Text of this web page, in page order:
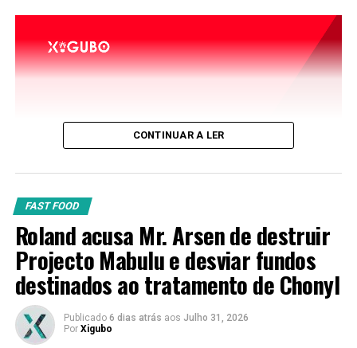
CONTINUAR A LER
FAST FOOD
Roland acusa Mr. Arsen de destruir
Projecto Mabulu e desviar fundos
destinados ao tratamento de Chonyl
Publicado 6 dias atrás aos Julho 31, 2026
Por Xigubo